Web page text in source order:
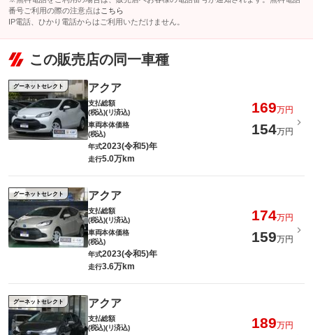
番号ご利用の際の注意点は こちら
IP電話、ひかり電話からはご利用いただけません。
この販売店の同一車種
グーネットセレクト アクア
支払総額
(税込)(リ済込)
169万円
車両本体価格
(税込)
154万円
年式2023(令和5)年
走行5.0万km
グーネットセレクト アクア
支払総額
(税込)(リ済込)
174万円
車両本体価格
(税込)
159万円
年式2023(令和5)年
走行3.6万km
グーネットセレクト アクア
支払総額
(税込)(リ済込)
189万円